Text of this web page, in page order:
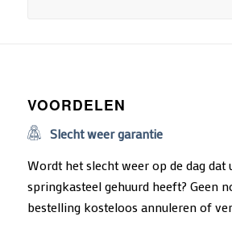
VOORDELEN
Slecht weer garantie
Wordt het slecht weer op de dag dat
springkasteel gehuurd heeft? Geen
bestelling kosteloos annuleren of